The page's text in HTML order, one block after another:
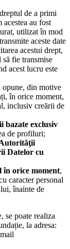
de a primi
acestea au fost
utilizat în mod
aceste date
acestui drept,
să fie transmise
acest lucru este
opune, din motive
în orice moment,
inclusiv creării de
bazate exclusiv
de profiluri;
Datelor cu
în orice moment,
caracter personal
înainte de
se poate realiza
la adresa: